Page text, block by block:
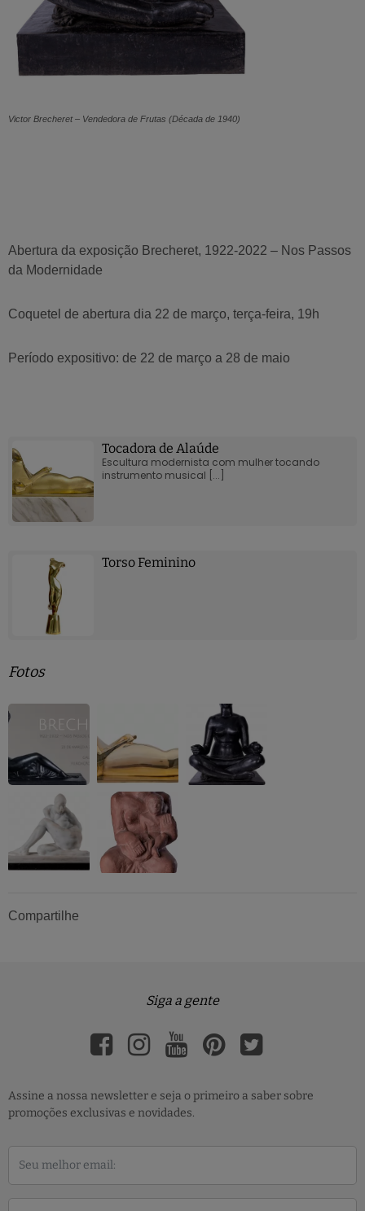
Victor Brecheret – Vendedora de Frutas (Década de 1940)
Abertura da exposição Brecheret, 1922-2022 – Nos Passos
da Modernidade
Coquetel de abertura dia 22 de março, terça-feira, 19h
Período expositivo: de 22 de março a 28 de maio
Tocadora de Alaúde
Escultura modernista com mulher tocando
instrumento musical [...]
Torso Feminino
Fotos
Compartilhe
Siga a gente
Assine a nossa newsletter e seja o primeiro a saber sobre
promoções exclusivas e novidades.